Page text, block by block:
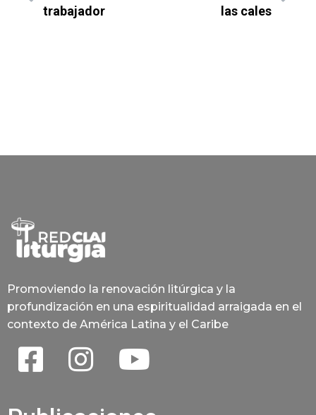
trabajador
las cales
Promoviendo la renovación litúrgica y la
profundización en una espiritualidad arraigada en el
contexto de América Latina y el Caribe